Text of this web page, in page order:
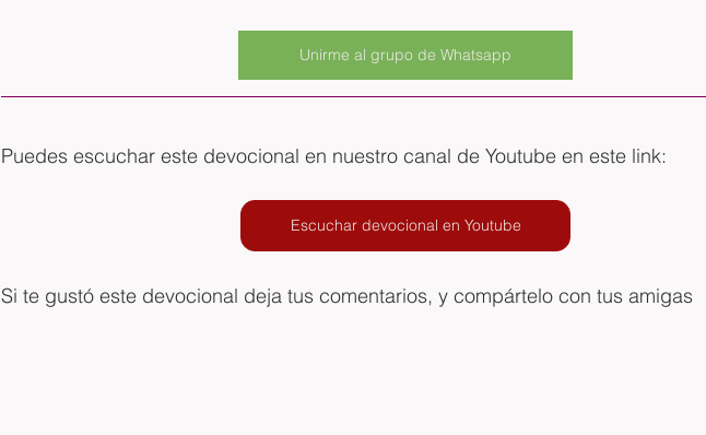
Unirme al grupo de Whatsapp
Puedes escuchar este devocional en nuestro canal de Youtube en este link:
Escuchar devocional en Youtube
Si te gustó este devocional deja tus comentarios, y compártelo con tus amigas